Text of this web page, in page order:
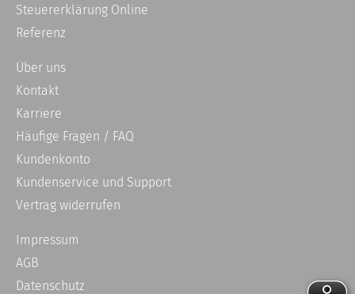
Steuererklärung Online
Referenz
Über uns
Kontakt
Karriere
Häufige Fragen / FAQ
Kundenkonto
Kundenservice und Support
Vertrag widerrufen
Impressum
AGB
Datenschutz